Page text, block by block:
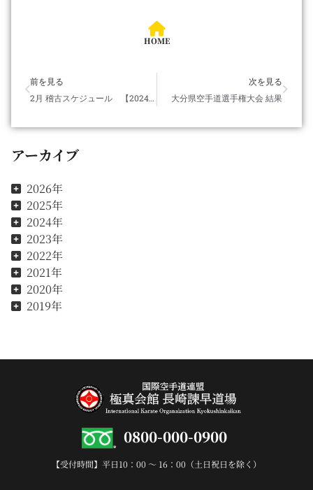
HOME
前を見る
2月 稽古スケジュール 【2024年2月1日 更新】
次を見る
大分県空手道選手権大会 結果
アーカイブ
2026年
2025年
2024年
2023年
2022年
2021年
2020年
2019年
0800-000-0900
【受付時間】平日10：00 〜 16：00（土日祝日を除く）